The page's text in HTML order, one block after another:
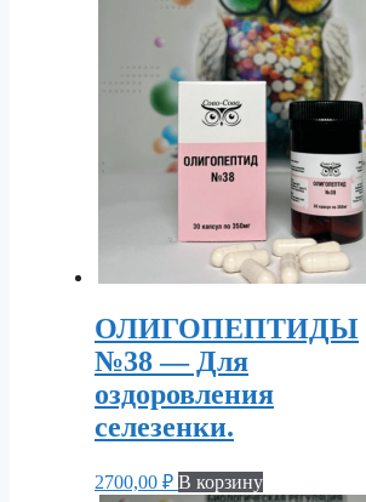
ОЛИГОПЕПТИДЫ
№38 — Для
оздоровления
селезенки.
2700,00 ₽ В корзину